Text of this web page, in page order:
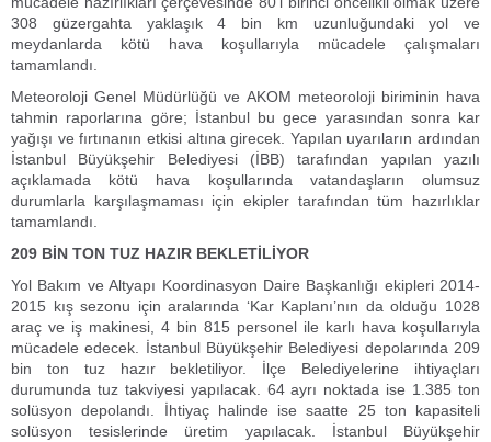
308 güzergahta yaklaşık 4 bin km uzunluğundaki yol ve
meydanlarda kötü hava koşullarıyla mücadele çalışmaları
tamamlandı.
Meteoroloji Genel Müdürlüğü ve AKOM meteoroloji biriminin hava
tahmin raporlarına göre; İstanbul bu gece yarasından sonra kar
yağışı ve fırtınanın etkisi altına girecek. Yapılan uyarıların ardından
İstanbul Büyükşehir Belediyesi (İBB) tarafından yapılan yazılı
açıklamada kötü hava koşullarında vatandaşların olumsuz
durumlarla karşılaşmaması için ekipler tarafından tüm hazırlıklar
tamamlandı.
209 BİN TON TUZ HAZIR BEKLETİLİYOR
Yol Bakım ve Altyapı Koordinasyon Daire Başkanlığı ekipleri 2014-
2015 kış sezonu için aralarında ‘Kar Kaplanı’nın da olduğu 1028
araç ve iş makinesi, 4 bin 815 personel ile karlı hava koşullarıyla
mücadele edecek. İstanbul Büyükşehir Belediyesi depolarında 209
bin ton tuz hazır bekletiliyor. İlçe Belediyelerine ihtiyaçları
durumunda tuz takviyesi yapılacak. 64 ayrı noktada ise 1.385 ton
solüsyon depolandı. İhtiyaç halinde ise saatte 25 ton kapasiteli
solüsyon tesislerinde üretim yapılacak. İstanbul Büyükşehir